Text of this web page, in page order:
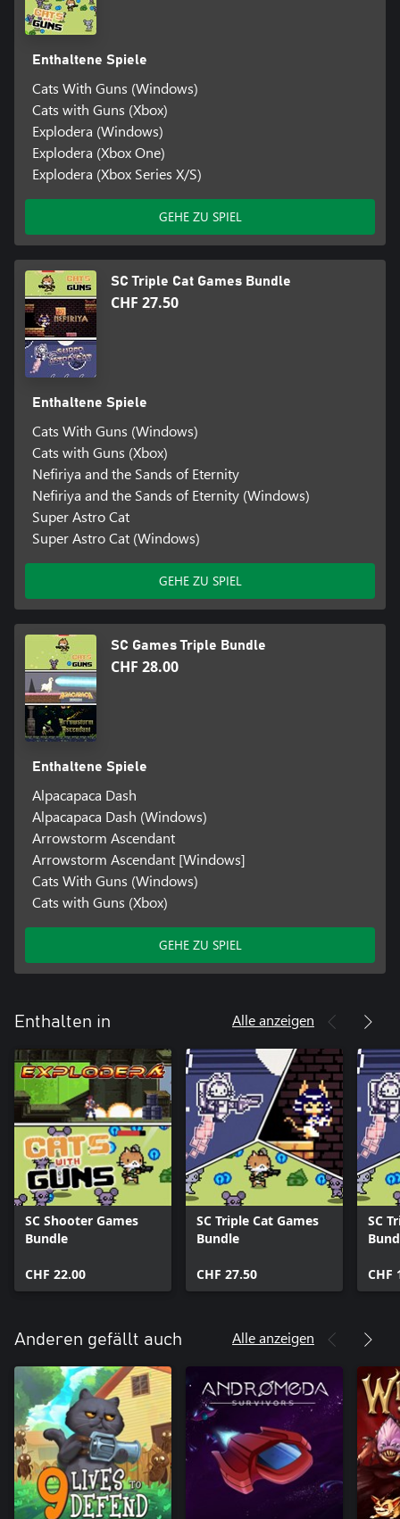
Enthaltene Spiele
Cats With Guns (Windows)
Cats with Guns (Xbox)
Explodera (Windows)
Explodera (Xbox One)
Explodera (Xbox Series X/S)
GEHE ZU SPIEL
SC Triple Cat Games Bundle
CHF 27.50
Enthaltene Spiele
Cats With Guns (Windows)
Cats with Guns (Xbox)
Nefiriya and the Sands of Eternity
Nefiriya and the Sands of Eternity (Windows)
Super Astro Cat
Super Astro Cat (Windows)
GEHE ZU SPIEL
SC Games Triple Bundle
CHF 28.00
Enthaltene Spiele
Alpacapaca Dash
Alpacapaca Dash (Windows)
Arrowstorm Ascendant
Arrowstorm Ascendant [Windows]
Cats With Guns (Windows)
Cats with Guns (Xbox)
GEHE ZU SPIEL
Enthalten in Alle anzeigen
SC Shooter Games
Bundle
CHF 22.00
SC Triple Cat Games
Bundle
CHF 27.50
SC
CHF
Anderen gefällt auch Alle anzeigen